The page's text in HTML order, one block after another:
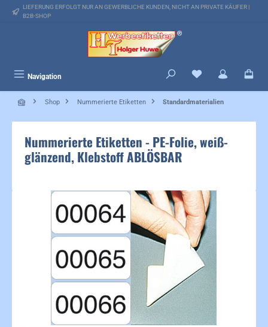
springen
LIEFERUNG ERFOLGT NUR AN GEWERBLICHE KUNDEN, NICHT AN PRIVATE KÄUFER |
B2B-SHOP
Navigation Du hast 0 Produkte
Shop Nummerierte Etiketten Standardmaterialien
Nummerierte Etiketten - PE-Folie, weiß-
glänzend, Klebstoff ABLÖSBAR
Bildergalerie überspringen